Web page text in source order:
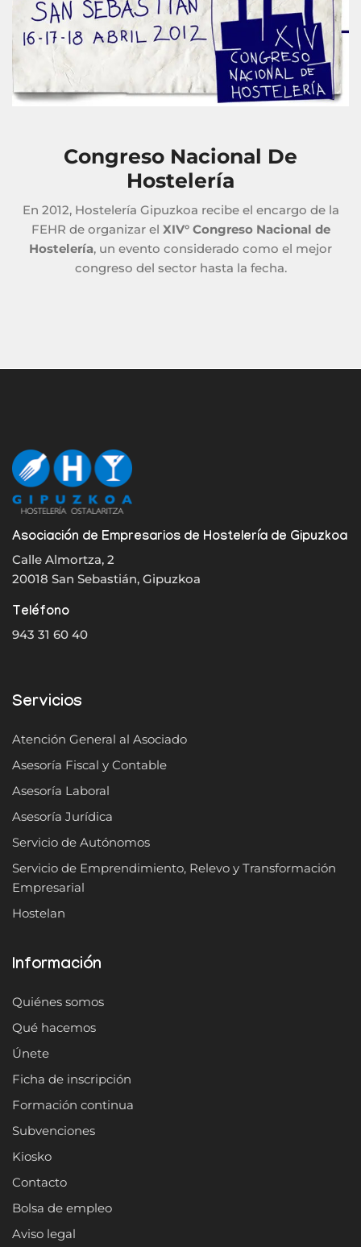
Congreso Nacional De
Hostelería
En 2012, Hostelería Gipuzkoa recibe el encargo de la
FEHR de organizar el XIV° Congreso Nacional de
Hostelería, un evento considerado como el mejor
congreso del sector hasta la fecha.
Asociación de Empresarios de Hostelería de Gipuzkoa
Calle Almortza, 2
20018 San Sebastián, Gipuzkoa
Teléfono
943 31 60 40
Servicios
Atención General al Asociado
Asesoría Fiscal y Contable
Asesoría Laboral
Asesoría Jurídica
Servicio de Autónomos
Servicio de Emprendimiento, Relevo y Transformación
Empresarial
Hostelan
Información
Quiénes somos
Qué hacemos
Únete
Ficha de inscripción
Formación continua
Subvenciones
Kiosko
Contacto
Bolsa de empleo
Aviso legal